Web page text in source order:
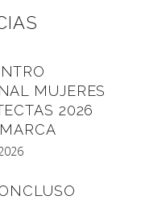
MUJERES
2026